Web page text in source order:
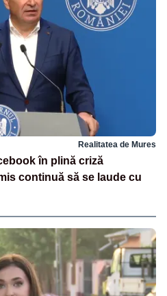
Realitatea de Mures
în plină criză
continuă să se laude cu